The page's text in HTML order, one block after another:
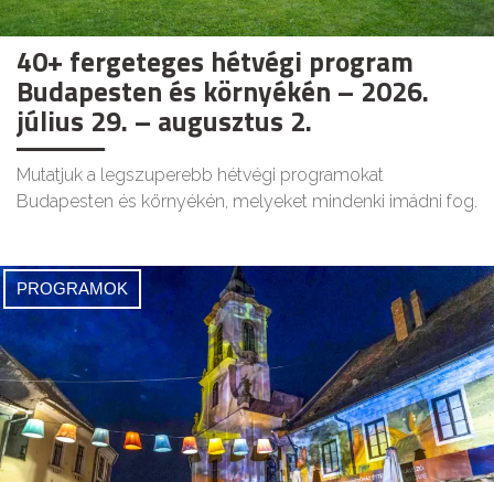
40+ fergeteges hétvégi program
Budapesten és környékén – 2026.
július 29. – augusztus 2.
Mutatjuk a legszuperebb hétvégi programokat
Budapesten és környékén, melyeket mindenki imádni fog.
PROGRAMOK